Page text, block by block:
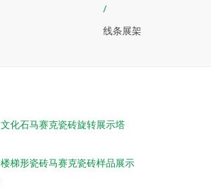
/
线条展架
文化石马赛克瓷砖旋转展示塔
楼梯形瓷砖马赛克瓷砖样品展示